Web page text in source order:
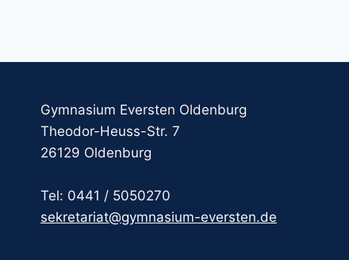
Gymnasium Eversten Oldenburg
Theodor-Heuss-Str. 7
26129 Oldenburg
Tel: 0441 / 5050270
sekretariat@gymnasium-eversten.de